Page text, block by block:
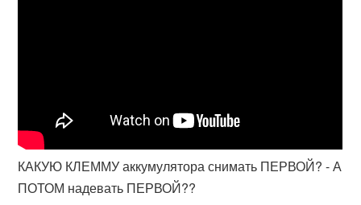
КАКУЮ КЛЕММУ аккумулятора снимать ПЕРВОЙ? - А
ПОТОМ надевать ПЕРВОЙ??